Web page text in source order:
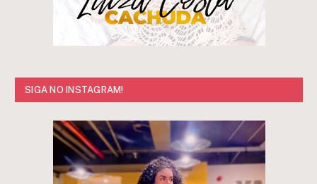
SIGA NO INSTAGRAM!